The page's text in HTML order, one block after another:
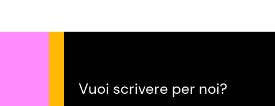
Vuoi scrivere per noi?